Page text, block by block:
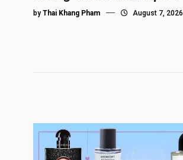
by Thai Khang Pham August 7, 2026